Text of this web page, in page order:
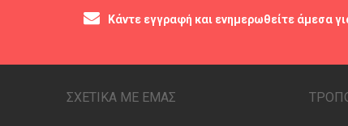
Κάντε εγγραφή και ενημερωθείτε άμεσα
ΣΧΕΤΙΚΑ ΜΕ ΕΜΑΣ